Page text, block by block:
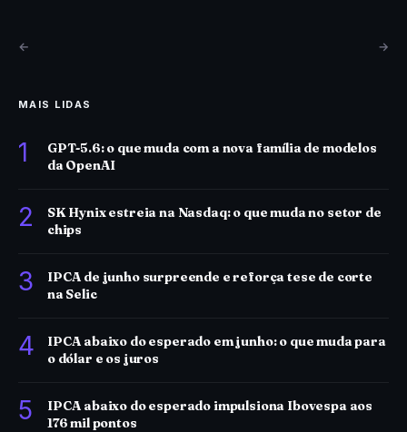
← →
MAIS LIDAS
1
GPT-5.6: o que muda com a nova família de modelos
da OpenAI
2
SK Hynix estreia na Nasdaq: o que muda no setor de
chips
3
IPCA de junho surpreende e reforça tese de corte
na Selic
4
IPCA abaixo do esperado em junho: o que muda para
o dólar e os juros
5
IPCA abaixo do esperado impulsiona Ibovespa aos
176 mil pontos